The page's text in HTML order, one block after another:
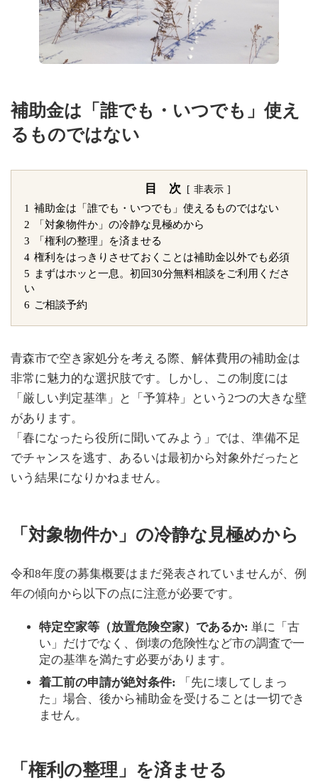
補助金は「誰でも・いつでも」使え
るものではない
目 次 非表示
1 補助金は「誰でも・いつでも」使えるものではない
2
「対象物件か」の冷静な見極めから
3
「権利の整理」を済ませる
4 権利をはっきりさせておくことは補助金以外でも必須
5 まずはホッと一息。初回30分無料相談をご利用くださ
い
6 ご相談予約
青森市で空き家処分を考える際、解体費用の補助金は
非常に魅力的な選択肢です。しかし、この制度には
「厳しい判定基準」と「予算枠」という2つの大きな壁
があります。
「春になったら役所に聞いてみよう」では、準備不足
でチャンスを逃す、あるいは最初から対象外だったと
いう結果になりかねません。
「対象物件か」の冷静な見極めから
令和8年度の募集概要はまだ発表されていませんが、例
年の傾向から以下の点に注意が必要です。
特定空家等（放置危険空家）であるか: 単に「古
い」だけでなく、倒壊の危険性など市の調査で一
定の基準を満たす必要があります。
着工前の申請が絶対条件:
「先に壊してしまっ
た」場合、後から補助金を受けることは一切でき
ません。
「権利の整理」を済ませる